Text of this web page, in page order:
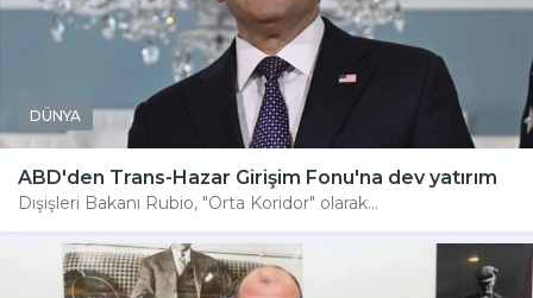
DÜNYA
ABD'den Trans-Hazar Girişim Fonu'na dev yatırım
Dışişleri Bakanı Rubio, "Orta Koridor" olarak...